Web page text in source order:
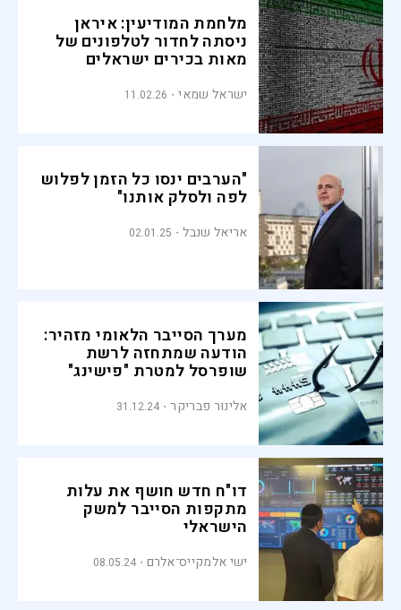
מלחמת המודיעין: איראן
ניסתה לחדור לטלפונים של
מאות בכירים ישראלים
ישראל שמאי 11.02.26
"הערבים ינסו כל הזמן לפלוש
לפה ולסלק אותנו"
אריאל שנבל 02.01.25
מערך הסייבר הלאומי מזהיר:
הודעה שמתחזה לרשת
שופרסל למטרת "פישינג"
אלינור פבריקר 31.12.24
דו"ח חדש חושף את עלות
מתקפות הסייבר למשק
הישראלי
ישי אלמקייס־אלרם 08.05.24